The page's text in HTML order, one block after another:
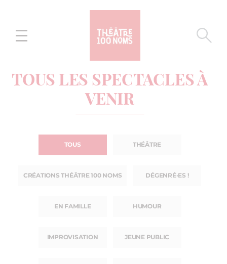
menu
TOUS LES SPECTACLES À
VENIR
TOUS THÉÂTRE
CRÉATIONS THÉÂTRE 100 NOMS DÉGENRÉ·ES !
EN FAMILLE HUMOUR
IMPROVISATION JEUNE PUBLIC